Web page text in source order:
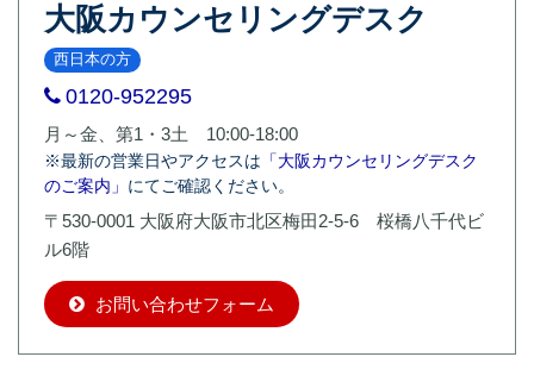
大阪カウンセリングデスク
西日本の方
0120-952295
月～金、第1・3土 10:00-18:00
※最新の営業日やアクセスは 「大阪カウンセリングデスク
のご案内」 にてご確認ください。
〒530-0001 大阪府大阪市北区梅田2-5-6 桜橋八千代ビ
ル6階
お問い合わせフォーム